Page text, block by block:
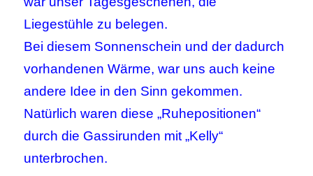
Liegestühle zu belegen.
Bei diesem Sonnenschein und der dadurch
vorhandenen Wärme, war uns auch keine
andere Idee in den Sinn gekommen.
Natürlich waren diese „Ruhepositionen“
durch die Gassirunden mit „Kelly“
unterbrochen.